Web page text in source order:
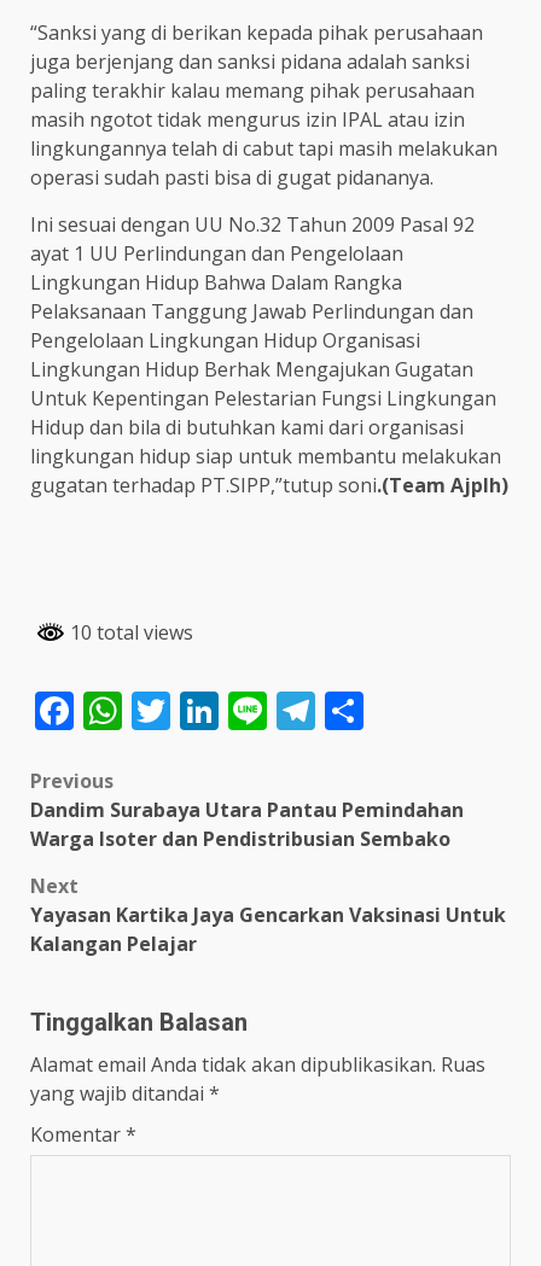
“Sanksi yang di berikan kepada pihak perusahaan
juga berjenjang dan sanksi pidana adalah sanksi
paling terakhir kalau memang pihak perusahaan
masih ngotot tidak mengurus izin IPAL atau izin
lingkungannya telah di cabut tapi masih melakukan
operasi sudah pasti bisa di gugat pidananya.
Ini sesuai dengan UU No.32 Tahun 2009 Pasal 92
ayat 1 UU Perlindungan dan Pengelolaan
Lingkungan Hidup Bahwa Dalam Rangka
Pelaksanaan Tanggung Jawab Perlindungan dan
Pengelolaan Lingkungan Hidup Organisasi
Lingkungan Hidup Berhak Mengajukan Gugatan
Untuk Kepentingan Pelestarian Fungsi Lingkungan
Hidup dan bila di butuhkan kami dari organisasi
lingkungan hidup siap untuk membantu melakukan
gugatan terhadap PT.SIPP,”tutup soni.(Team Ajplh)
10 total views
Facebook
WhatsApp
Twitter
LinkedIn
LineTelegram
Post
navigation
Previous
Dandim Surabaya Utara Pantau Pemindahan
Warga Isoter dan Pendistribusian Sembako
Next
Yayasan Kartika Jaya Gencarkan Vaksinasi Untuk
Kalangan Pelajar
Tinggalkan Balasan
Alamat email Anda tidak akan dipublikasikan. Ruas
yang wajib ditandai *
Komentar*